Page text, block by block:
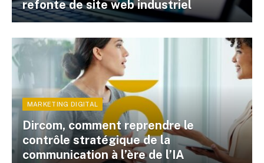
refonte de site web industriel
MARKETING DIGITAL
Dircom, comment reprendre le
contrôle stratégique de la
communication à l’ère de l’IA